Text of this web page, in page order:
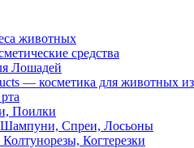
животных
средства
Лошадей
— косметика для животных
Поилки
Шампуни, Спреи, Лосьоны
Когтерезки